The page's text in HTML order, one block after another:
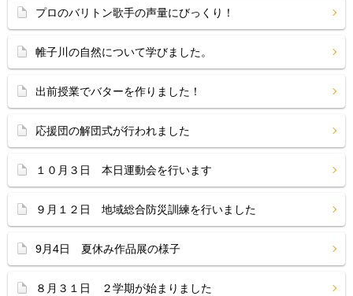
プロのバリトン歌手の声量にびっくり！
帷子川の自然について学びました。
出前授業でバターを作りました！
応援団の解団式が行われました
１０月３日 本日運動会を行います
９月１２日 地域総合防災訓練を行いました
9月4日 夏休み作品展の様子
８月３１日 ２学期が始まりました